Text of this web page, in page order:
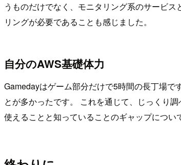
うものだけでなく、モニタリング系のサービ
リングが必要であることも感じました。
自分のAWS基礎体力
Gamedayはゲーム部分だけで5時間の長丁場
とが多かったです。 これを通じて、じっくり
使えることと知っていることのギャップについ